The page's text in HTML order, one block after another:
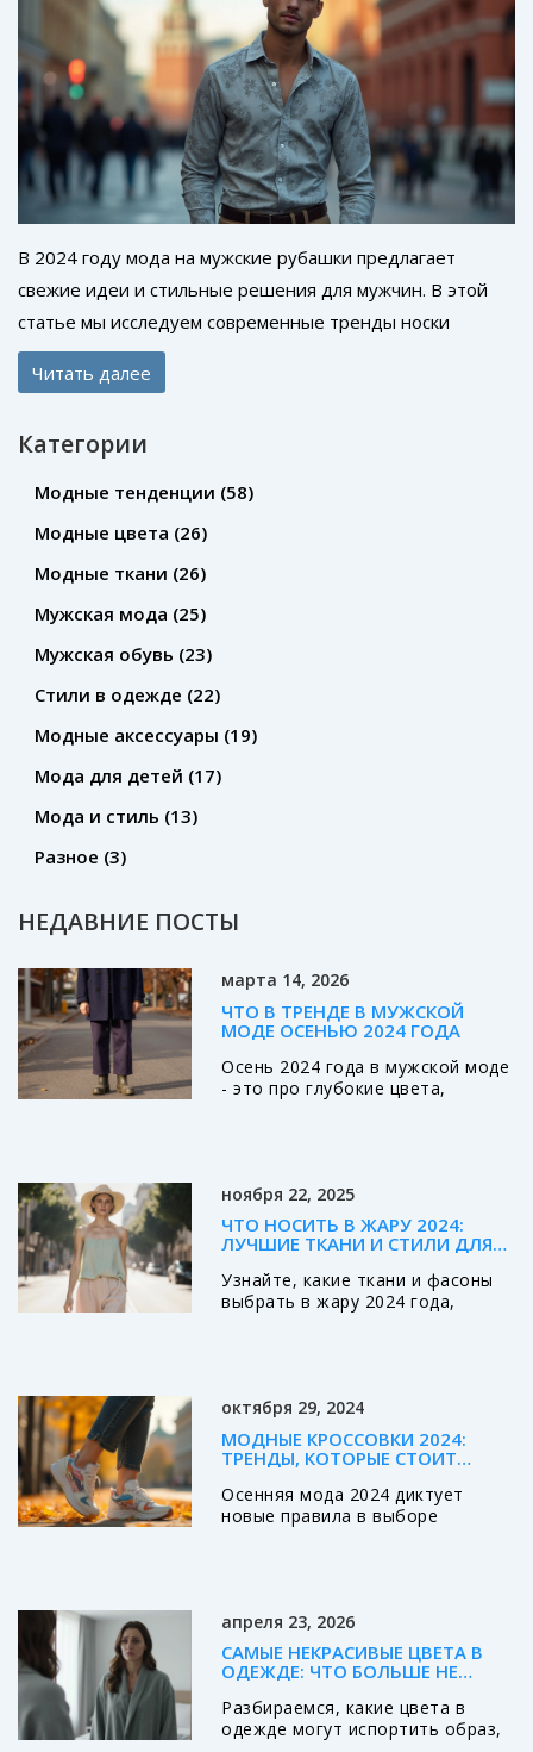
В 2024 году мода на мужские рубашки предлагает
свежие идеи и стильные решения для мужчин. В этой
статье мы исследуем современные тренды носки
рубашек и предложим практические советы по их
сочетанию с другими элементами гардероба. Мужские
может подчеркнуть индивидуальность и утонченность.
Мы обсудим, как правильно выбрать рубашку под
модно в 2024 году.
Читать далее
Категории
Модные тенденции (58)
Модные цвета (26)
Модные ткани (26)
Мужская мода (25)
Мужская обувь (23)
Стили в одежде (22)
Модные аксессуары (19)
Мода для детей (17)
Мода и стиль (13)
Разное (3)
НЕДАВНИЕ ПОСТЫ
марта 14, 2026
ЧТО В ТРЕНДЕ В МУЖСКОЙ
МОДЕ ОСЕНЬЮ 2024 ГОДА
Осень 2024 года в мужской моде
- это про глубокие цвета,
что лучше оставить в прошлом.
ноября 22, 2025
ЧТО НОСИТЬ В ЖАРУ 2024:
ЛУЧШИЕ ТКАНИ И СТИЛИ ДЛЯ
Узнайте, какие ткани и фасоны
выбрать в жару 2024 года,
октября 29, 2024
МОДНЫЕ КРОССОВКИ 2024:
ТРЕНДЫ, КОТОРЫЕ СТОИТ
Осенняя мода 2024 диктует
новые правила в выборе
сочетания цветов и материала,
фокусируются на устойчивости и
экологичности. Спортивные
бренды продолжают
экспериментировать с формой и
текстурой, акцентируя внимание
апреля 23, 2026
САМЫЕ НЕКРАСИВЫЕ ЦВЕТА В
ОДЕЖДЕ: ЧТО БОЛЬШЕ НЕ
Разбираемся, какие цвета в
одежде могут испортить образ,